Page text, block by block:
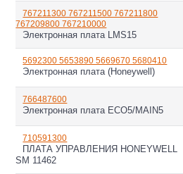
767211300 767211500 767211800
767209800 767210000
Электронная плата LMS15
5692300 5653890 5669670 5680410
Электронная плата (Honeywell)
766487600
Электронная плата ECO5/MAIN5
710591300
ПЛАТА УПРАВЛЕНИЯ HONEYWELL
SM 11462